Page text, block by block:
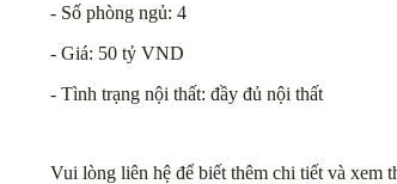
- Số phòng ngủ: 4
- Giá: 50 tỷ VND
- Tình trạng nội thất: đầy đủ nội thất
Vui lòng liên hệ để biết thêm chi tiết và xem